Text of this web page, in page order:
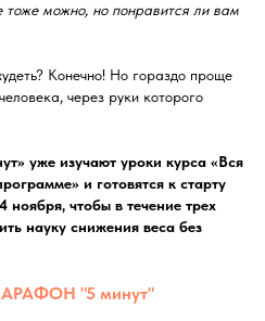
тоже можно, но понравится ли вам
Конечно! Но гораздо проще
через руки которого
уже изучают уроки курса «Вся
и готовятся к старту
ноября, чтобы в течение трех
науку снижения веса без
"5 минут"